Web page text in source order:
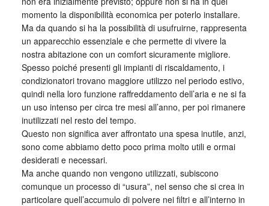
momento la disponibilità economica per poterlo installare.
Ma da quando si ha la possibilità di usufruirne, rappresenta
un apparecchio essenziale e che permette di vivere la
nostra abitazione con un comfort sicuramente migliore.
Spesso poiché presenti gli impianti di riscaldamento, i
condizionatori trovano maggiore utilizzo nel periodo estivo,
quindi nella loro funzione raffreddamento dell’aria e ne si fa
un uso intenso per circa tre mesi all’anno, per poi rimanere
inutilizzati nel resto del tempo.
Questo non significa aver affrontato una spesa inutile, anzi,
sono come abbiamo detto poco prima molto utili e ormai
desiderati e necessari.
Ma anche quando non vengono utilizzati, subiscono
comunque un processo di “usura”, nel senso che si crea in
particolare quell’accumulo di polvere nei filtri e all’interno in